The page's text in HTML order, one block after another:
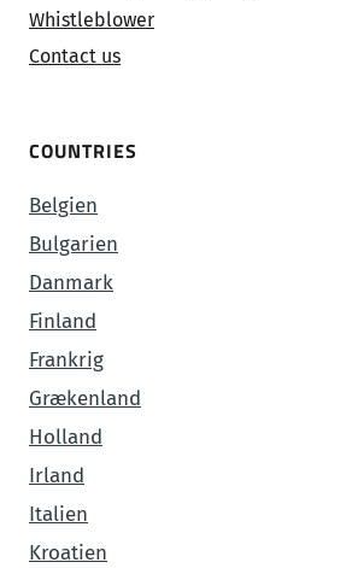
Whistleblower
Contact us
COUNTRIES
Belgien
Bulgarien
Danmark
Finland
Frankrig
Grækenland
Holland
Irland
Italien
Kroatien